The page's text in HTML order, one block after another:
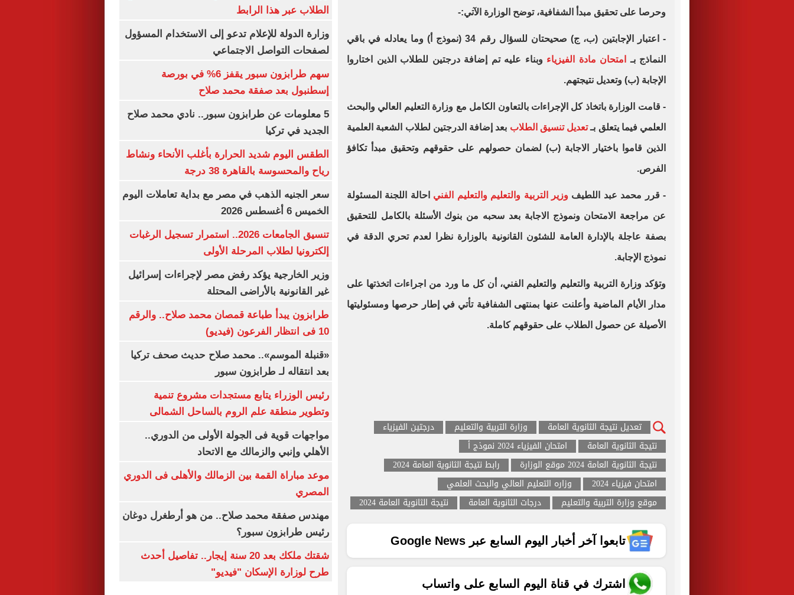
وحرصا على تحقيق مبدأ الشفافية، توضح الوزارة الآتي:-
- اعتبار الإجابتين (ب، ج) صحيحتان للسؤال رقم 34 (نموذج أ) وما يعادله في باقي
النماذج بـ امتحان مادة الفيزياء وبناء عليه تم إضافة درجتين للطلاب الذين اختاروا
الإجابة (ب) وتعديل نتيجتهم.
- قامت الوزارة باتخاذ كل الإجراءات بالتعاون الكامل مع وزارة التعليم العالي والبحث
العلمي فيما يتعلق بـتعديل تنسيق الطلاب بعد إضافة الدرجتين لطلاب الشعبة العلمية
الذين قاموا باختيار الاجابة (ب) لضمان حصولهم على حقوقهم وتحقيق مبدأ تكافؤ
الفرص.
- قرر محمد عبد اللطيفوزير التربية والتعليم والتعليم الفني احالة اللجنة المسئولة
عن مراجعة الامتحان ونموذج الاجابة بعد سحبه من بنوك الأسئلة بالكامل للتحقيق
بصفة عاجلة بالإدارة العامة للشئون القانونية بالوزارة نظرا لعدم تحري الدقة في
نموذج الإجابة.
وتؤكد وزارة التربية والتعليم والتعليم الفني، أن كل ما ورد من اجراءات اتخذتها على
مدار الأيام الماضية وأعلنت عنها بمنتهى الشفافية تأتي في إطار حرصها ومسئوليتها
الأصيلة عن حصول الطلاب على حقوقهم كاملة.
تعديل نتيجة الثانوية العامة وزارة التربية والتعليم
درجتين الفيزياء
نتيجة الثانوية العامة
امتحان الفيزياء 2024 نموذج أ
نتيجة الثانوية العامة 2024 موقع الوزارة
رابط نتيجة الثانوية العامة 2024
امتحان فيزياء 2024
وزاره التعليم العالي والبحث العلمي
موقع وزارة التربية والتعليم
درجات الثانوية العامة نتيجة الثانوية العامة 2024
تابعوا آخر أخبار اليوم السابع عبر Google News
اشترك في قناة اليوم السابع على واتساب
الطلاب عبر هذا الرابط
وزارة الدولة للإعلام تدعو إلى الاستخدام المسؤول
لصفحات التواصل الاجتماعي
سهم طرابزون سبور يقفز 6% في بورصة
إسطنبول بعد صفقة محمد صلاح
5 معلومات عن طرابزون سبور.. نادي محمد صلاح
الجديد في تركيا
الطقس اليوم شديد الحرارة بأغلب الأنحاء ونشاط
رياح والمحسوسة بالقاهرة 38 درجة
سعر الجنيه الذهب في مصر مع بداية تعاملات اليوم
الخميس 6 أغسطس 2026
تنسيق الجامعات 2026.. استمرار تسجيل الرغبات
إلكترونيا لطلاب المرحلة الأولى
وزير الخارجية يؤكد رفض مصر لإجراءات إسرائيل
غير القانونية بالأراضى المحتلة
طرابزون يبدأ طباعة قمصان محمد صلاح.. والرقم
10 فى انتظار الفرعون (فيديو)
«قنبلة الموسم».. محمد صلاح حديث صحف تركيا
بعد انتقاله لـ طرابزون سبور
رئيس الوزراء يتابع مستجدات مشروع تنمية
وتطوير منطقة علم الروم بالساحل الشمالى
مواجهات قوية فى الجولة الأولى من الدوري..
الأهلي وإنبي والزمالك مع الاتحاد
موعد مباراة القمة بين الزمالك والأهلى فى الدوري
المصري
مهندس صفقة محمد صلاح.. من هو أرطغرل دوغان
رئيس طرابزون سبور؟
شقتك ملكك بعد 20 سنة إيجار.. تفاصيل أحدث
طرح لوزارة الإسكان "فيديو"